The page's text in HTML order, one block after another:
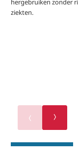
hergebruiken zonder
ziekten.